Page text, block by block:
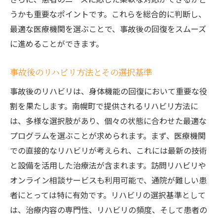
うかも重要なポイントです。これらを総合的に判断し、
最適な医療機関を選ぶことで、事故後の回復をスムーズ
に進めることができます。
事故後のリハビリ方法とその選択基準
事故後のリハビリは、身体機能の回復において重要な役
割を果たします。南幌町で提供されるリハビリ方法に
は、多様な選択肢があり、個々の状態に合わせた最適な
プログラムを選ぶことが求められます。まず、医療機関
での直接的なリハビリが考えられ、これには最新の技術
と設備を活用した治療法が含まれます。訪問リハビリや
オンライン相談サービスも利用可能で、通院が難しい患
者にとっては特に有効です。リハビリの選択基準として
は、治療内容の専門性、リハビリの頻度、そして患者の